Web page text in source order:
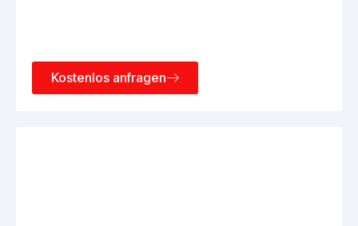
Kostenlos anfragen